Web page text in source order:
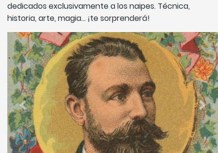
Previous
dedicados exclusivamente a los naipes. Técnica,
historia, arte, magia... ¡te sorprenderá!